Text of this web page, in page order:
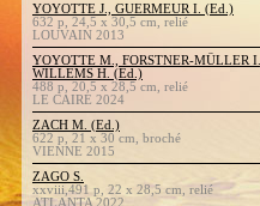
YOYOTTE J., GUERMEUR I. (Ed.)
632 p, 24,5 x 30,5 cm, relié
LOUVAIN 2013
YOYOTTE M., FORSTNER-MÜLLER I.,
WILLEMS H. (Ed.)
488 p, 20,5 x 28,5 cm, relié
LE CAIRE 2024
ZACH M. (Ed.)
622 p, 21 x 30 cm, broché
VIENNE 2015
ZAGO S.
xxviii,491 p, 22 x 28,5 cm, relié
ATLANTA 2022